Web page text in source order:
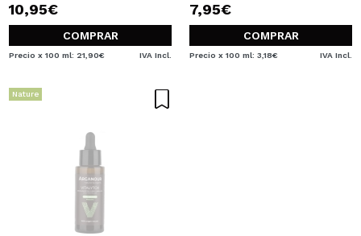
10,95€
COMPRAR
Precio x 100 ml: 21,90€ IVA Incl.
7,95€
COMPRAR
Precio x 100 ml: 3,18€ IVA Incl.
Nature